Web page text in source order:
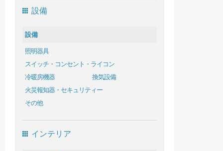
設備
設備
照明器具
スイッチ・コンセント・ライコン
冷暖房機器
換気設備
火災報知器・セキュリティー
その他
インテリア